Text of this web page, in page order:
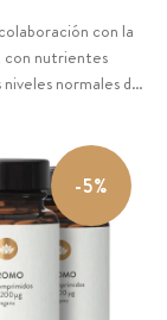
con la
nutrientes
normales de
a base de goma
y producida sin
-5%